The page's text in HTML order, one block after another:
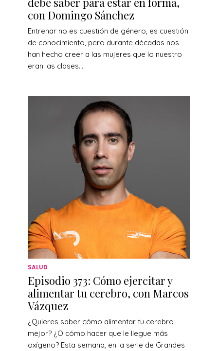
con Domingo Sánchez
Entrenar no es cuestión de género, es cuestión
de conocimiento, pero durante décadas nos
han hecho creer a las mujeres que lo nuestro
eran las clases...
SALUD
Episodio 373: Cómo ejercitar y
alimentar tu cerebro, con Marcos
Vázquez
¿Quieres saber cómo alimentar tu cerebro
mejor? ¿O cómo hacer que le llegue más
oxígeno? Esta semana, en la serie de Grandes